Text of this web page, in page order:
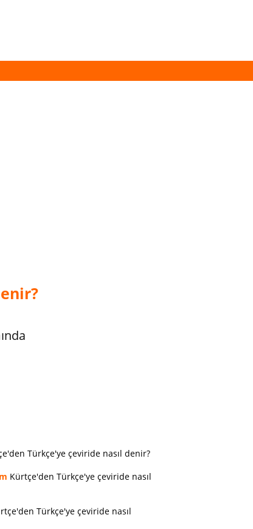
Türkçe'ye çeviride nasıl denir?
Kürtçe'den Türkçe'ye çeviride nasıl
Türkçe'ye çeviride nasıl